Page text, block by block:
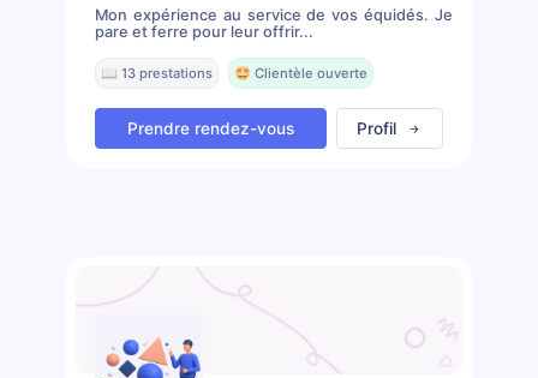
Mon expérience au service de vos équidés. Je
pare et ferre pour leur offrir...
📖 13 prestations 🤩 Clientèle ouverte
Prendre rendez-vous Profil